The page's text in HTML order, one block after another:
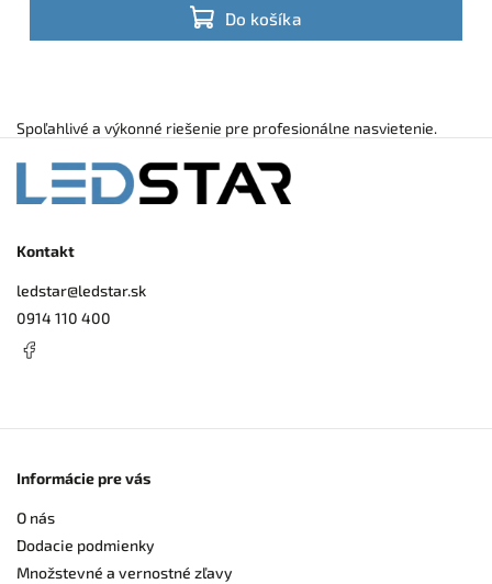
Do košíka
Spoľahlivé a výkonné riešenie pre profesionálne nasvietenie.
Kontakt
ledstar@ledstar.sk
0914 110 400
Informácie pre vás
O nás
Dodacie podmienky
Množstevné a vernostné zľavy